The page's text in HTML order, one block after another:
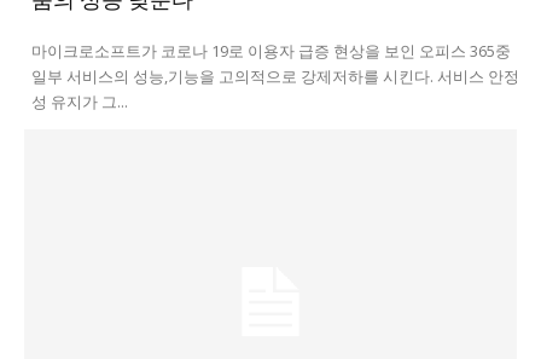
마이크로소프트가 코로나 19로 이용자 급증 현상을 보인 오피스 365중
일부 서비스의 성능,기능을 고의적으로 강제저하를 시킨다. 서비스 안정
성 유지가 그...